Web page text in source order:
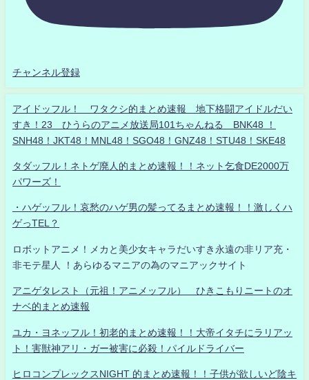
チャンネル登録
アイドッフル！ ワタクシ的まとめ速報 地下格闘アイドルだい
すき！23 ひうらのアニメ放送局101ちゃんねる BNK48 ！
SNH48！JKT48！MNL48！SGO48！GNZ48！STU48！SKE48
タダッフル！ネトゲ廃人的まとめ速報！！ネット乞食DE2000万
パワーズ！
・ハゲッフル！哀愁のハゲ男の髪ってるまとめ速報！！激しくハ
ゲっTEL？
ロボットアニメ！メカと美少女キャラだいすき永遠の非リア充・
非モテ星人 ！あらゆるマニアの為のマニアックサイト
アニゲタレスト（元祖！アニメッフル） ひきこもりニートのオ
ナベ的まとめ速報
ユカ・ヨネッフル！初老的まとめ速報！！大帝イタチにラリアッ
ト！害獣神アリ・ガー被害に必殺！パイルドライバー
ヒロコンプレックスNIGHT 的まとめ速報！！子供が欲しいど陰キ